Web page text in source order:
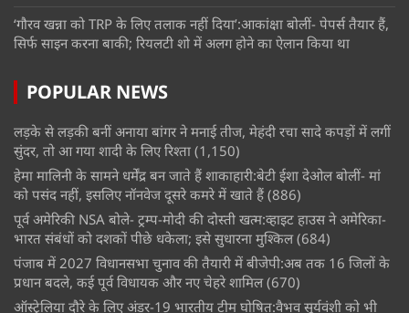
‘गौरव खन्ना को TRP के लिए तलाक नहीं दिया’:आकांक्षा बोलीं- पेपर्स तैयार हैं,
सिर्फ साइन करना बाकी; रियलटी शो में अलग होने का ऐलान किया था
POPULAR NEWS
लड़के से लड़की बनीं अनाया बांगर ने मनाई तीज, मेहंदी रचा सादे कपड़ों में लगीं
सुंदर, तो आ गया शादी के लिए रिश्ता (1,150)
हेमा मालिनी के सामने धर्मेंद्र बन जाते हैं शाकाहारी:बेटी ईशा देओल बोलीं- मां
को पसंद नहीं, इसलिए नॉनवेज दूसरे कमरे में खाते हैं (886)
पूर्व अमेरिकी NSA बोले- ट्रम्प-मोदी की दोस्ती खत्म:व्हाइट हाउस ने अमेरिका-
भारत संबंधों को दशकों पीछे धकेला; इसे सुधारना मुश्किल (684)
पंजाब में 2027 विधानसभा चुनाव की तैयारी में बीजेपी:अब तक 16 जिलों के
प्रधान बदले, कई पूर्व विधायक और नए चेहरे शामिल (670)
ऑस्ट्रेलिया दौरे के लिए अंडर-19 भारतीय टीम घोषित:वैभव सूर्यवंशी को भी